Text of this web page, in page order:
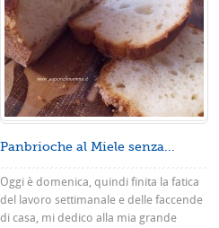
Panbrioche al Miele senza...
Oggi è domenica, quindi finita la fatica
del lavoro settimanale e delle faccende
di casa, mi dedico alla mia grande